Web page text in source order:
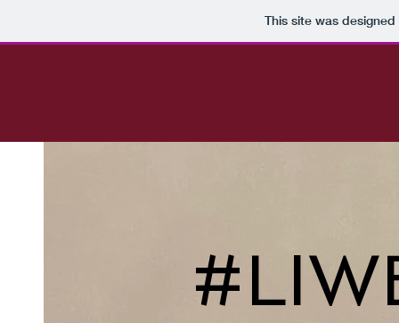
This site was